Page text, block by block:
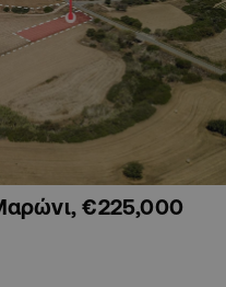
€225,000